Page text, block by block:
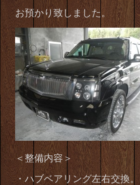
お預かり致しました。
＜整備内容＞
・ハブベアリング左右交換。